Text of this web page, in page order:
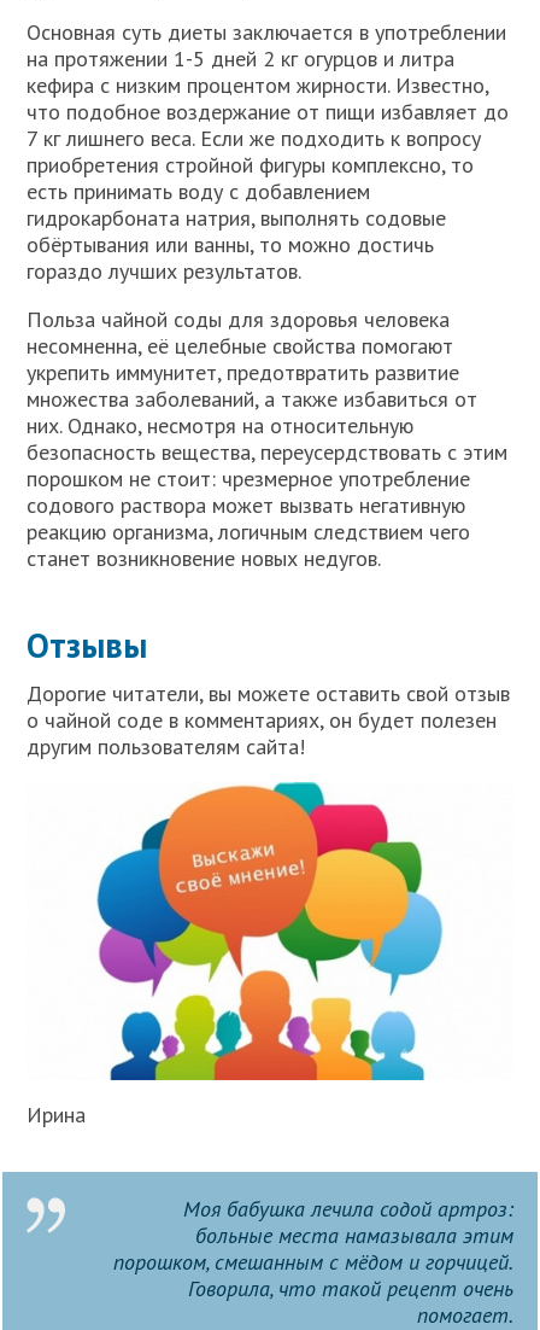
Основная суть диеты заключается в употреблении
на протяжении 1-5 дней 2 кг огурцов и литра
кефира с низким процентом жирности. Известно,
что подобное воздержание от пищи избавляет до
7 кг лишнего веса. Если же подходить к вопросу
приобретения стройной фигуры комплексно, то
есть принимать воду с добавлением
гидрокарбоната натрия, выполнять содовые
обёртывания или ванны, то можно достичь
гораздо лучших результатов.
Польза чайной соды для здоровья человека
несомненна, её целебные свойства помогают
укрепить иммунитет, предотвратить развитие
множества заболеваний, а также избавиться от
них. Однако, несмотря на относительную
безопасность вещества, переусердствовать с этим
порошком не стоит: чрезмерное употребление
содового раствора может вызвать негативную
реакцию организма, логичным следствием чего
станет возникновение новых недугов.
Отзывы
Дорогие читатели, вы можете оставить свой отзыв
о чайной соде в комментариях, он будет полезен
другим пользователям сайта!
Ирина
Моя бабушка лечила содой артроз:
больные места намазывала этим
порошком, смешанным с мёдом и горчицей.
Говорила, что такой рецепт очень
помогает.